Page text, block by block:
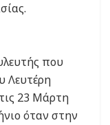
που
Λευτέρη
23 Μάρτη
όταν στην